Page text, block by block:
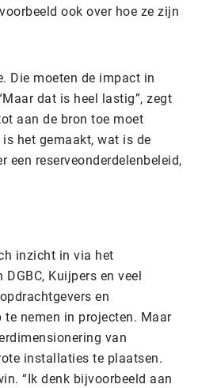
ook over hoe ze zijn
Die moeten de impact in
dat is heel lastig”, zegt
aan de bron toe moet
het gemaakt, wat is de
een reserveonderdelenbeleid,
inzicht in via het
DGBC, Kuijpers en veel
en
nemen in projecten. Maar
van
installaties te plaatsen.
“Ik denk bijvoorbeeld aan